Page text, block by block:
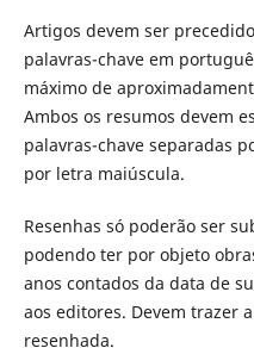
Artigos devem ser
palavras-chave em
máximo de
Ambos os resumos devem
palavras-chave separadas
por letra maiúscula.
Resenhas só poderão ser
podendo ter por objeto
anos contados da data de
aos editores. Devem trazer
resenhada.